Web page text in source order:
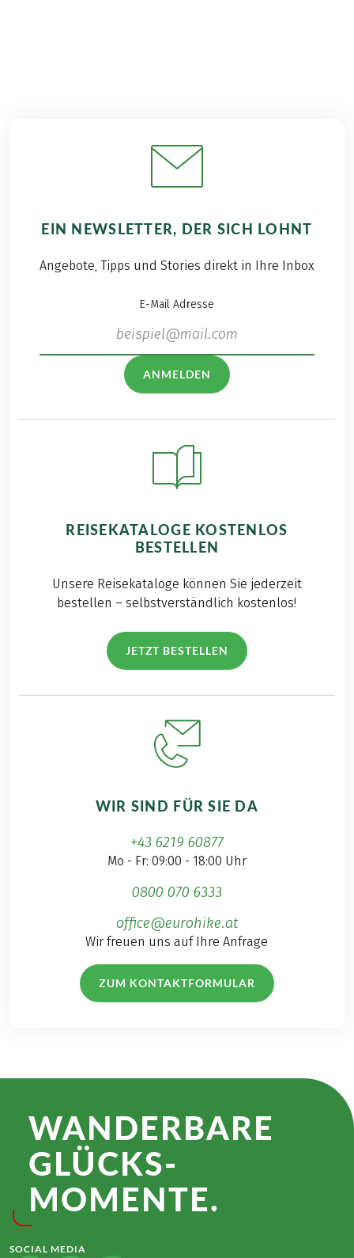
EIN NEWSLETTER, DER SICH LOHNT
Angebote, Tipps und Stories direkt in Ihre Inbox
E-Mail Adresse
ANMELDEN
REISEKATALOGE KOSTENLOS
BESTELLEN
Unsere Reisekataloge können Sie jederzeit
bestellen – selbstverständlich kostenlos!
JETZT BESTELLEN
WIR SIND FÜR SIE DA
+43 6219 60877
Mo - Fr: 09:00 - 18:00 Uhr
0800 070 6333
office@eurohike.at
Wir freuen uns auf Ihre Anfrage
ZUM KONTAKTFORMULAR
WANDER­BARE
GLÜCKS­
MOMENTE.
SOCIAL MEDIA